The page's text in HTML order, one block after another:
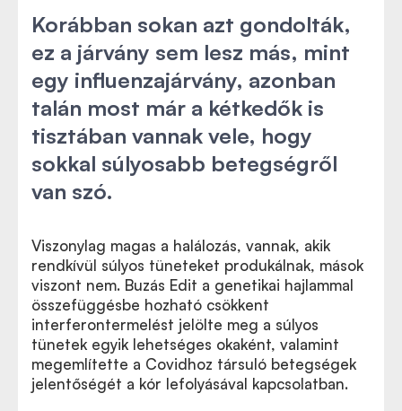
Korábban sokan azt gondolták,
ez a járvány sem lesz más, mint
egy influenzajárvány, azonban
talán most már a kétkedők is
tisztában vannak vele, hogy
sokkal súlyosabb betegségről
van szó.
Viszonylag magas a halálozás, vannak, akik
rendkívül súlyos tüneteket produkálnak, mások
viszont nem. Buzás Edit a genetikai hajlammal
összefüggésbe hozható csökkent
interferontermelést jelölte meg a súlyos
tünetek egyik lehetséges okaként, valamint
megemlítette a Covidhoz társuló betegségek
jelentőségét a kór lefolyásával kapcsolatban.